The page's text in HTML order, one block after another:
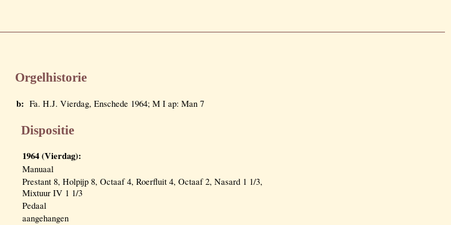
Orgelhistorie
b: Fa. H.J. Vierdag, Enschede 1964; M I ap: Man 7
Dispositie
1964 (Vierdag):
Manuaal
Prestant 8, Holpijp 8, Octaaf 4, Roerfluit 4, Octaaf 2, Nasard 1 1/3,
Mixtuur IV 1 1/3
Pedaal
aangehangen